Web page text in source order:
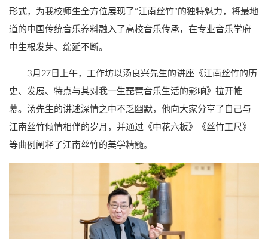
形式，为我校师生全方位展现了“江南丝竹”的独特魅力，将最地
道的中国传统音乐养料融入了高校音乐传承，在专业音乐学府
中生根发芽、绵延不断。
3月27日上午，工作坊以汤良兴先生的讲座《江南丝竹的历
史、发展、特点与其对我一生琵琶音乐生活的影响》拉开帷
幕。汤先生的讲述深情之中不乏幽默，他向大家分享了自己与
江南丝竹倾情相伴的岁月，并通过《中花六板》《丝竹工尺》
等曲例阐释了江南丝竹的美学精髓。